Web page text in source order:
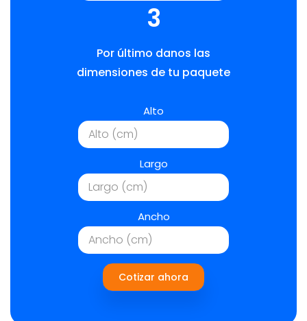
3
Por último danos las
dimensiones de tu paquete
Alto
Largo
Ancho
Cotizar ahora